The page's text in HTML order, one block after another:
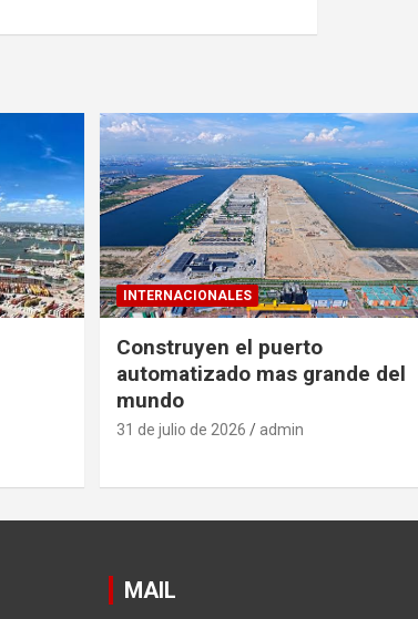
INTERNACIONALES
Construyen el puerto
automatizado mas grande del
mundo
31 de julio de 2026 admin
MAIL